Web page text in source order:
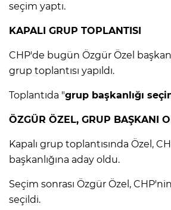
seçim yaptı.
KAPALI GRUP TOPLANTISI
CHP'de bugün Özgür Özel
grup toplantısı yapıldı.
Toplantıda "grup başkanlığı
ÖZGÜR ÖZEL, GRUP BAŞKANI
Kapalı grup toplantısında Özel,
başkanlığına aday oldu.
Seçim sonrası Özgür Özel,
seçildi.